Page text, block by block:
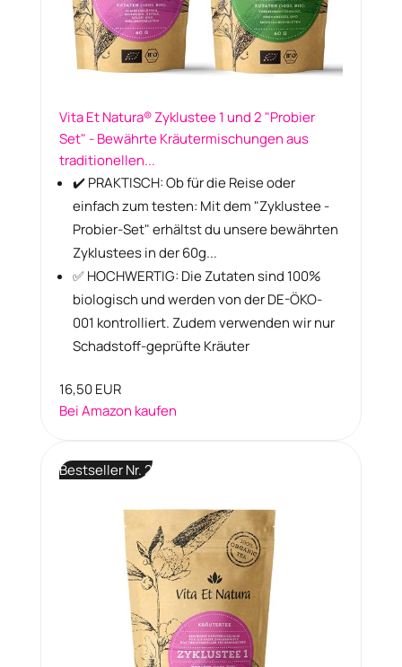
Vita Et Natura® Zyklustee 1 und 2 "Probier
Set" - Bewährte Kräutermischungen aus
traditionellen...
✔️ PRAKTISCH: Ob für die Reise oder
einfach zum testen: Mit dem "Zyklustee -
Probier-Set" erhältst du unsere bewährten
Zyklustees in der 60g...
✅ HOCHWERTIG: Die Zutaten sind 100%
biologisch und werden von der DE-ÖKO-
001 kontrolliert. Zudem verwenden wir nur
Schadstoff-geprüfte Kräuter
16,50 EUR
Bei Amazon kaufen
Bestseller Nr. 2